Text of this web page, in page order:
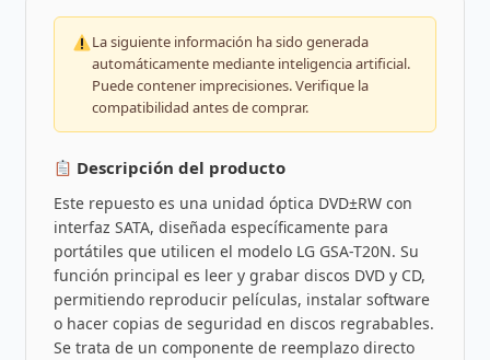
La siguiente información ha sido generada
automáticamente mediante inteligencia artificial.
Puede contener imprecisiones. Verifique la
compatibilidad antes de comprar.
Descripción del producto
Este repuesto es una unidad óptica DVD±RW con
interfaz SATA, diseñada específicamente para
portátiles que utilicen el modelo LG GSA-T20N. Su
función principal es leer y grabar discos DVD y CD,
permitiendo reproducir películas, instalar software
o hacer copias de seguridad en discos regrabables.
Se trata de un componente de reemplazo directo